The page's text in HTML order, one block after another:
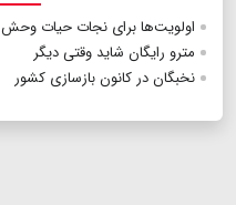
اولویت‌ها برای نجات حیات وحش
مترو رایگان شاید وقتی دیگر
نخبگان در کانون بازسازی کشور